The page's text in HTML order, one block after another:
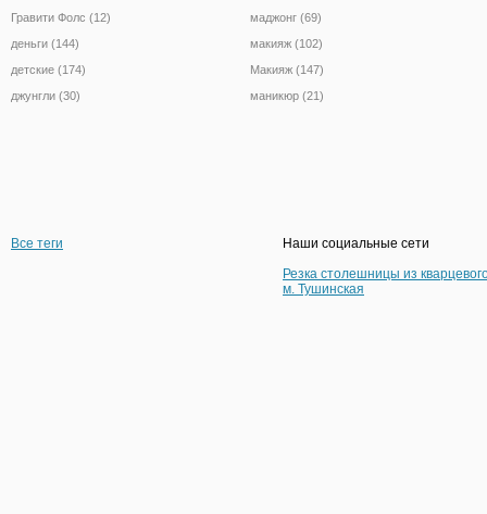
Гравити Фолс (12)
деньги (144)
детские (174)
джунгли (30)
маджонг (69)
макияж (102)
Макияж (147)
маникюр (21)
Все теги
Наши социальные сети
Резка столешницы из
м. Тушинская